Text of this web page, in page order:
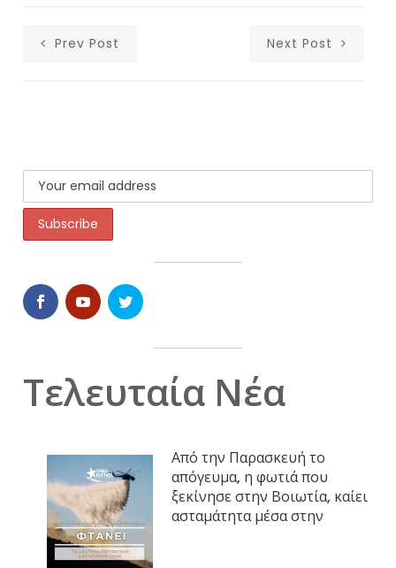
Prev Post Next Post
Τελευταία Νέα
Από την Παρασκευή το
απόγευμα, η φωτιά που
ξεκίνησε στην Βοιωτία, καίει
ασταμάτητα μέσα στην